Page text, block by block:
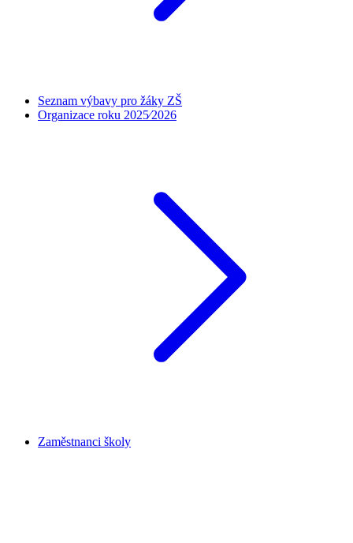
Seznam výbavy pro žáky ZŠ
Organizace roku 2025⁄2026
Zaměstnanci školy